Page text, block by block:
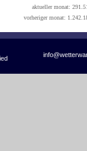
aktueller monat:
vorheriger monat: